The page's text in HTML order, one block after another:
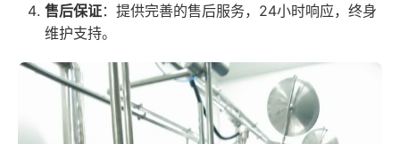
售后保证：提供完善的售后服务，24小时响应，终身
维护支持。